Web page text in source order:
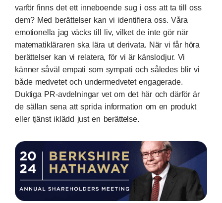
varför finns det ett inneboende sug i oss att ta till oss
dem? Med berättelser kan vi identifiera oss. Våra
emotionella jag väcks till liv, vilket de inte gör när
matematikläraren ska lära ut derivata. När vi får höra
berättelser kan vi relatera, för vi är känslodjur. Vi
känner såväl empati som sympati och således blir vi
både medvetet och undermedvetet engagerade.
Duktiga PR-avdelningar vet om det här och därför är
de sällan sena att sprida information om en produkt
eller tjänst iklädd just en berättelse.